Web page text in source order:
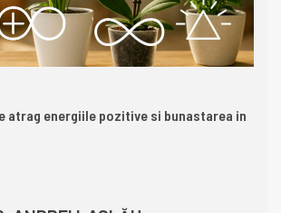
atrag energiile pozitive si bunastarea in